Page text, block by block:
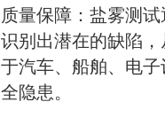
质量保障：盐雾测
识别出潜在的缺陷
于汽车、船舶、电
全隐患。